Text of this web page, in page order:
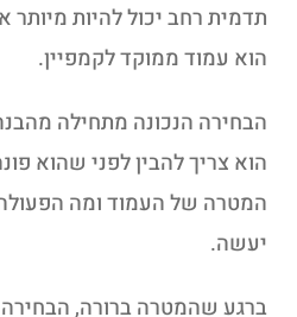
תדמית רחב יכול להיות
הוא עמוד ממוקד לקמפיין.
הבחירה הנכונה מתחילה
הוא צריך להבין לפני שהוא
המטרה של העמוד ומה
יעשה.
ברגע שהמטרה ברורה, הבחירה